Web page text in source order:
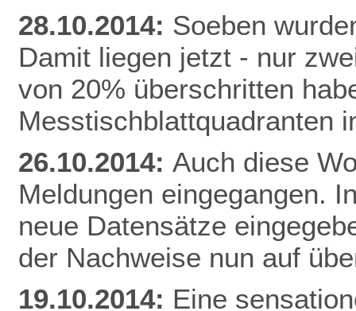
28.10.2014: Soeben
Damit liegen jetzt - nur
von 20% überschritten
Messtischblattquadranten
26.10.2014: Auch diese
Meldungen eingegangen.
neue Datensätze
der Nachweise nun auf
19.10.2014: Eine